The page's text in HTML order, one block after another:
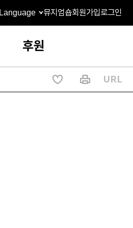
Language 뮤지엄숍회원가입로그인
후원
URL